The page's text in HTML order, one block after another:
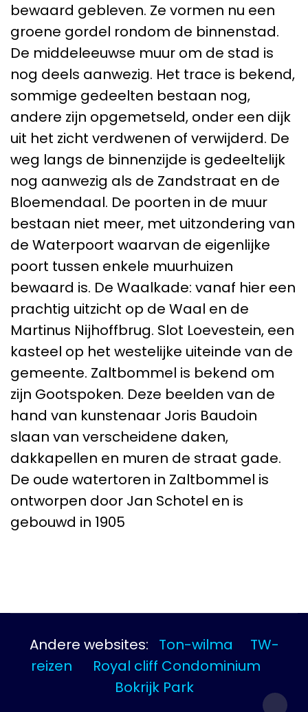
bewaard gebleven. Ze vormen nu een
groene gordel rondom de binnenstad.
De middeleeuwse muur om de stad is
nog deels aanwezig. Het trace is bekend,
sommige gedeelten bestaan nog,
andere zijn opgemetseld, onder een dijk
uit het zicht verdwenen of verwijderd. De
weg langs de binnenzijde is gedeeltelijk
nog aanwezig als de Zandstraat en de
Bloemendaal. De poorten in de muur
bestaan niet meer, met uitzondering van
de Waterpoort waarvan de eigenlijke
poort tussen enkele muurhuizen
bewaard is. De Waalkade: vanaf hier een
prachtig uitzicht op de Waal en de
Martinus Nijhoffbrug. Slot Loevestein, een
kasteel op het westelijke uiteinde van de
gemeente. Zaltbommel is bekend om
zijn Gootspoken. Deze beelden van de
hand van kunstenaar Joris Baudoin
slaan van verscheidene daken,
dakkapellen en muren de straat gade.
De oude watertoren in Zaltbommel is
ontworpen door Jan Schotel en is
gebouwd in 1905
Andere websites: Ton-wilma
TW-
reizen
Royal cliff Condominium
Bokrijk Park